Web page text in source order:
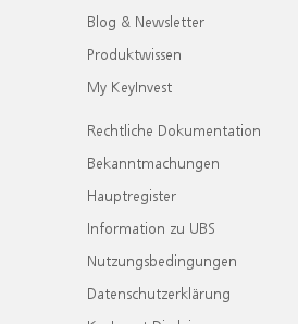
Blog & Newsletter
Produktwissen
My KeyInvest
Rechtliche Dokumentation
Bekanntmachungen
Hauptregister
Information zu UBS
Nutzungsbedingungen
Datenschutzerklärung